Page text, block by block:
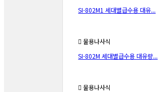
SI-802M1 세대별급수용 대유...
물용나사식
SI-802M 세대별급수용 대유량...
물용나사식